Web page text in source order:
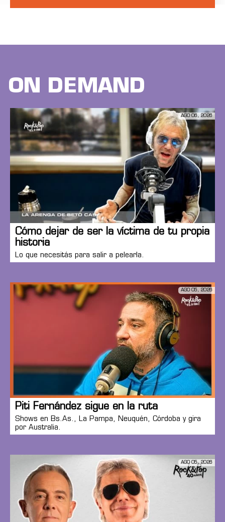
ON DEMAND
AGO 06, 2026
Cómo dejar de ser la víctima de tu propia
historia
Lo que necesitás para salir a pelearla.
AGO 05, 2026
Piti Fernández sigue en la ruta
Shows en Bs.As., La Pampa, Neuquén, Córdoba y gira
por Australia.
AGO 05, 2026